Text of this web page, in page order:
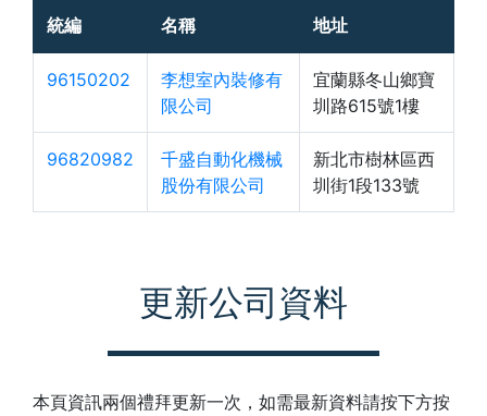
統編 名稱 地址
96150202
李想室內裝修有
限公司
宜蘭縣冬山鄉寶
圳路615號1樓
96820982
千盛自動化機械
股份有限公司
新北市樹林區西
圳街1段133號
更新公司資料
本頁資訊兩個禮拜更新一次，如需最新資料請按下方按